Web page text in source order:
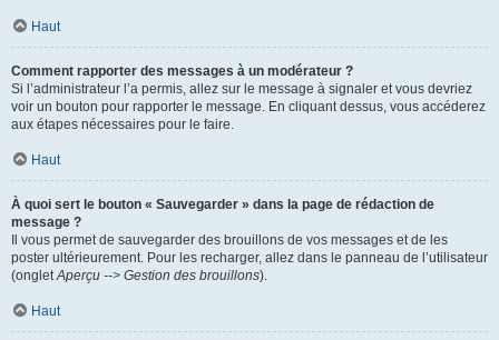
Haut
Comment rapporter des messages à un modérateur ?
Si l’administrateur l’a permis, allez sur le message à signaler et vous devriez
voir un bouton pour rapporter le message. En cliquant dessus, vous accéderez
aux étapes nécessaires pour le faire.
Haut
À quoi sert le bouton « Sauvegarder » dans la page de rédaction de
message ?
Il vous permet de sauvegarder des brouillons de vos messages et de les
poster ultérieurement. Pour les recharger, allez dans le panneau de l’utilisateur
(ongletAperçu --> Gestion des brouillons).
Haut